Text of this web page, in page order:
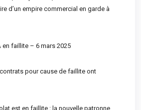
d’un empire commercial en garde à
en faillite – 6 mars 2025
pour cause de faillite ont
est en faillite : la nouvelle patronne